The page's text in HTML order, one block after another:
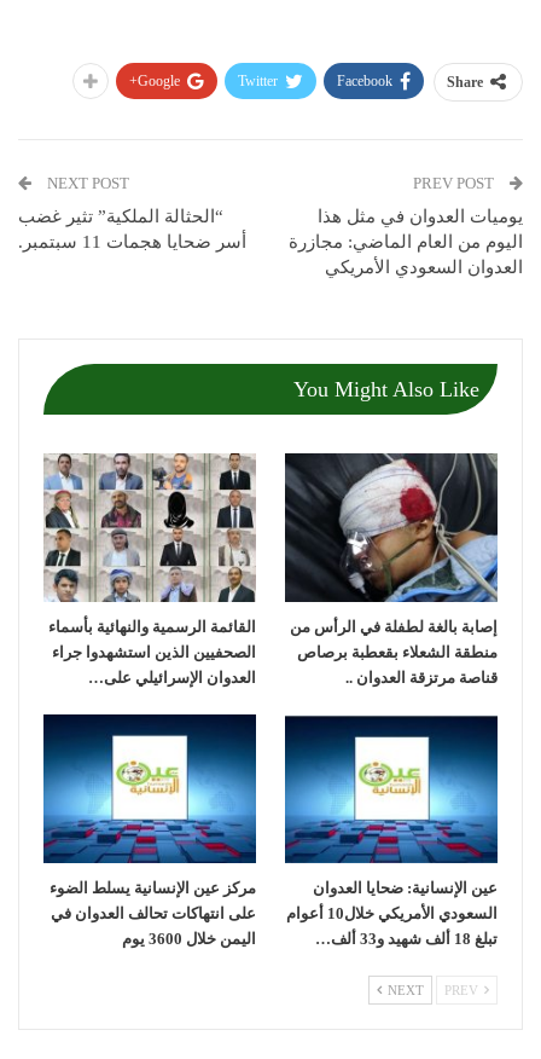
Share
Facebook
Twitter
Google+
يوميات العدوان في مثل هذا
اليوم من العام الماضي: مجازرة
العدوان السعودي الأمريكي
NEXT POST
“الحثالة الملكية” تثير غضب
أسر ضحايا هجمات 11 سبتمبر.
You Might Also Like
إصابة بالغة لطفلة في الرأس من
منطقة الشعلاء بقعطبة برصاص
قناصة مرتزقة العدوان ..
القائمة الرسمية والنهائية بأسماء
الصحفيين الذين استشهدوا جراء
العدوان الإسرائيلي على…
عين الإنسانية: ضحايا العدوان
السعودي الأمريكي خلال10 أعوام
تبلغ 18 ألف شهيد و33 ألف…
مركز عين الإنسانية يسلط الضوء
على انتهاكات تحالف العدوان في
اليمن خلال 3600 يوم
NEXT